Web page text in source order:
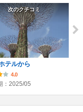
次のクチコミ
テルから
4.0
：2025/05